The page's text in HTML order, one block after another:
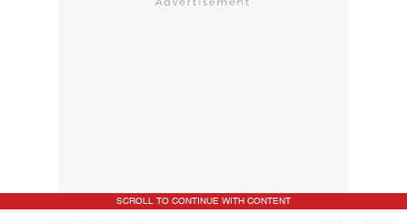
SCROLL TO CONTINUE WITH CONTENT